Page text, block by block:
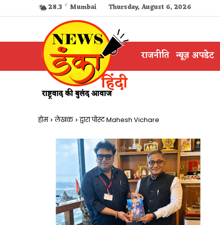
28.3 C Mumbai Thursday, August 6, 2026
राजनीति न्यूज़ अपडेट
होम लेखक द्वारा पोस्ट Mahesh Vichare